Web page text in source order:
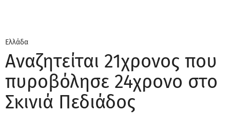
Ελλάδα
Αναζητείται 21χρονος που
πυροβόλησε 24χρονο στο
Σκινιά Πεδιάδος